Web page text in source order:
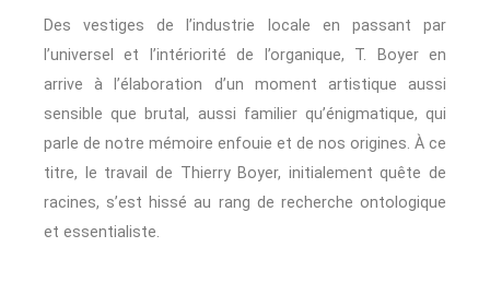
Des vestiges de l’industrie locale en passant par
l’universel et l’intériorité de l’organique, T. Boyer en
arrive à l’élaboration d’un moment artistique aussi
sensible que brutal, aussi familier qu’énigmatique, qui
parle de notre mémoire enfouie et de nos origines. À ce
titre, le travail de Thierry Boyer, initialement quête de
racines, s’est hissé au rang de recherche ontologique
et essentialiste.